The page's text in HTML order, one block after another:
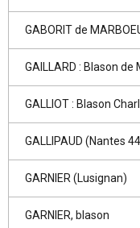
GABORIT de
GAILLARD : Blason de
GALLIOT : Blason
GALLIPAUD (Nantes
GARNIER (Lusignan)
GARNIER, blason